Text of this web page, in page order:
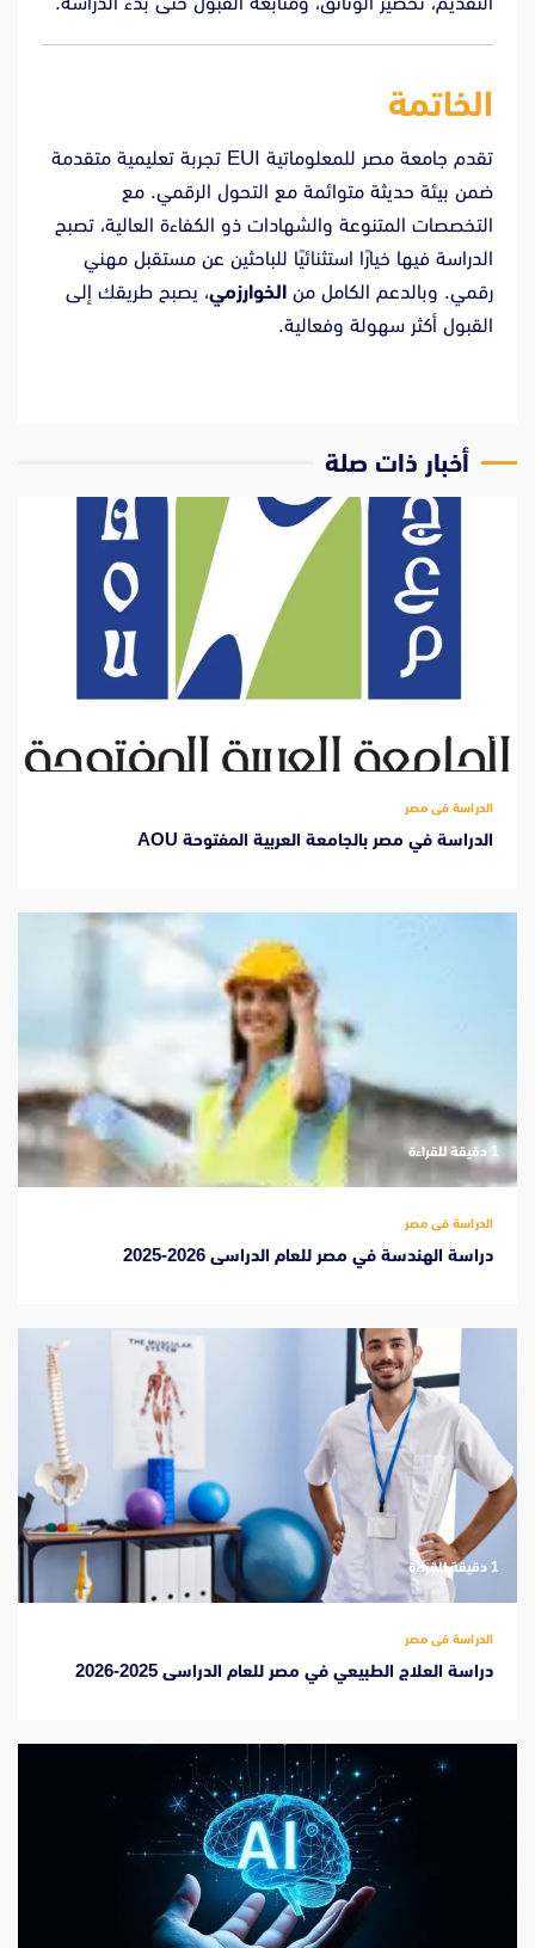
الخاتمة
تقدم جامعة مصر للمعلوماتية EUI تجربة تعليمية متقدمة
ضمن بيئة حديثة متوائمة مع التحول الرقمي. مع
التخصصات المتنوعة والشهادات ذو الكفاءة العالية، تصبح
الدراسة فيها خيارًا استثنائيًا للباحثين عن مستقبل مهني
رقمي. وبالدعم الكامل من الخوارزمي، يصبح طريقك إلى
القبول أكثر سهولة وفعالية.
‫أخبار ذات صلة
‫1 دقيقة للقراءة
الدراسة فى مصر
الدراسة في مصر بالجامعة العربية المفتوحة AOU
‫1 دقيقة للقراءة
الدراسة فى مصر
دراسة الهندسة في مصر للعام الدراسى 2026-2025
‫1 دقيقة للقراءة
الدراسة فى مصر
دراسة العلاج الطبيعي في مصر للعام الدراسى 2025-2026